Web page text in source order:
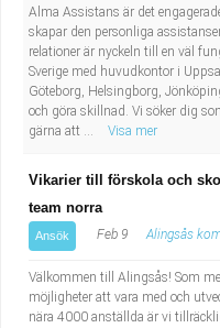
Alma Assistans är det
skapar den personliga
relationer är nyckeln till en väl
Sverige med huvudkontor i
Göteborg, Helsingborg,
och göra skillnad. Vi söker dig
gärna att ...
Visa mer
Vikarier till förskola och
team norra
Ansök Feb 9 Alingsås
Välkommen till Alingsås! Som
möjligheter att vara med och
nära 4000 anställda är vi